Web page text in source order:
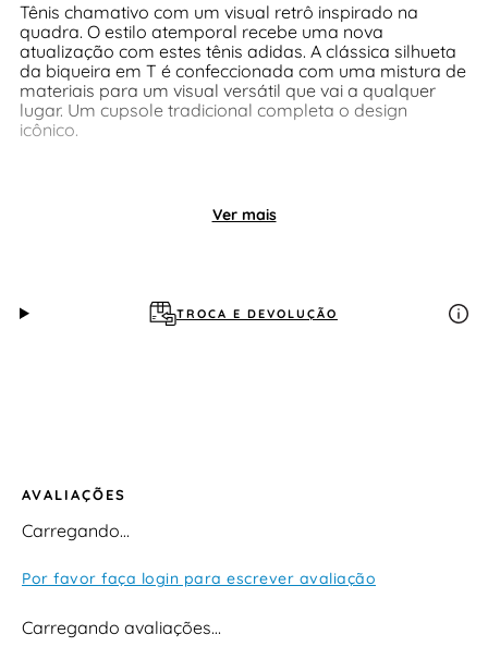
Tênis chamativo com um visual retrô inspirado na
quadra. O estilo atemporal recebe uma nova
atualização com estes tênis adidas. A clássica silhueta
da biqueira em T é confeccionada com uma mistura de
materiais para um visual versátil que vai a qualquer
lugar. Um cupsole tradicional completa o design
icônico.
Ver mais
TROCA E DEVOLUÇÃO
AVALIAÇÕES
Carregando…
Por favor faça login para escrever avaliação
Carregando avaliações…